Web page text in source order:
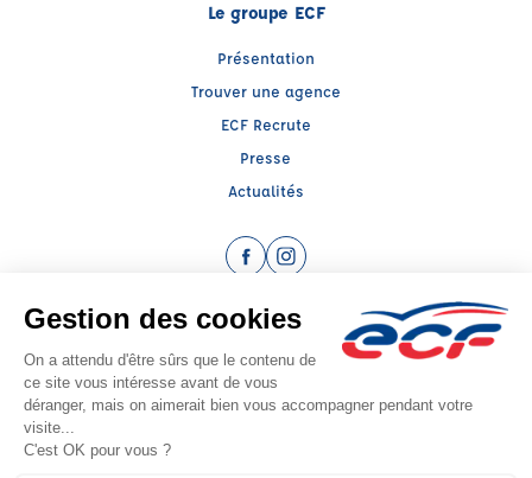
Le groupe ECF
Présentation
Trouver une agence
ECF Recrute
Presse
Actualités
Facebook (nouvelle fenêtre)
Instagram (nouvelle fenêtre)
Raison sociale : CTRE D'EDUCATION ET DE SECURITE ROUTIERE - Capital social:
SIREN: 312667090 - Numéro de TVA intracommunautaire: FR 30 312667090
Agrément n°E0203807270
Siège social : 27, Rue des Glairaux , ST EGREVE (38120) - Représentant légal :